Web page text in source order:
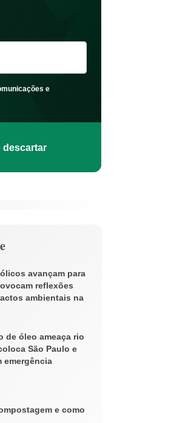
e
descartar
avançam para
reflexões
ambientais na
de óleo ameaça rio
São Paulo e
emergência
e como